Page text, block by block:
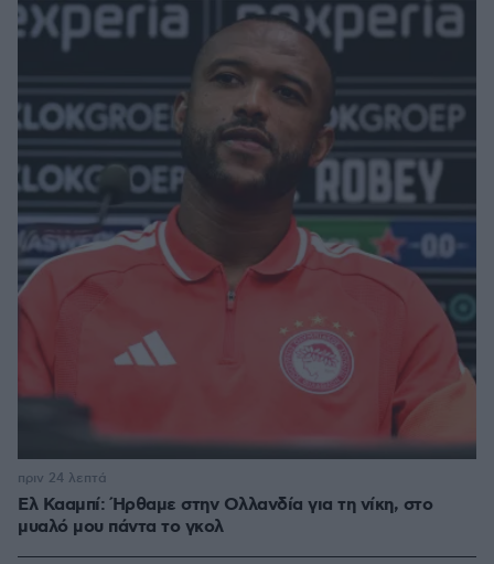
Ελ Κααμπί: Ήρθαμε στην Ολλανδία για τη νίκη, στο
μυαλό μου πάντα το γκολ
πριν 24 λεπτά